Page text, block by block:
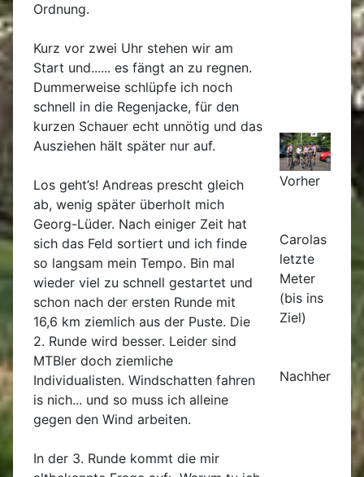
Ordnung.
Kurz vor zwei Uhr stehen wir am
Start und...... es fängt an zu regnen.
Dummerweise schlüpfe ich noch
schnell in die Regenjacke, für den
kurzen Schauer echt unnötig und das
Ausziehen hält später nur auf.
Los geht’s! Andreas prescht gleich
ab, wenig später überholt mich
Georg-Lüder. Nach einiger Zeit hat
sich das Feld sortiert und ich finde
so langsam mein Tempo. Bin mal
wieder viel zu schnell gestartet und
schon nach der ersten Runde mit
16,6 km ziemlich aus der Puste. Die
2. Runde wird besser. Leider sind
MTBler doch ziemliche
Individualisten. Windschatten fahren
is nich... und so muss ich alleine
gegen den Wind arbeiten.
In der 3. Runde kommt die mir
Vorher
Carolas
letzte
Meter
(bis ins
Ziel)
Nachher